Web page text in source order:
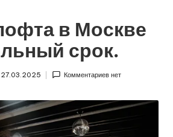
в Москве
срок.
27.03.2025 Комментариев нет